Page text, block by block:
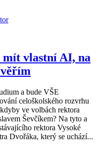
vlastní AI, na
a bude VŠE
celoškolského rozvrhu
ve volbách rektora
Ševčíkem? Na tyto a
rektora Vysoké
Dvořáka, který se uchází...